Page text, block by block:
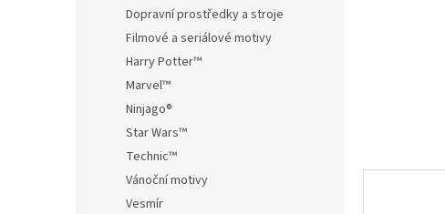
Dopravní prostředky a stroje
Filmové a seriálové motivy
Harry Potter™
Marvel™
Ninjago®
Star Wars™
Technic™
Vánoční motivy
Vesmír